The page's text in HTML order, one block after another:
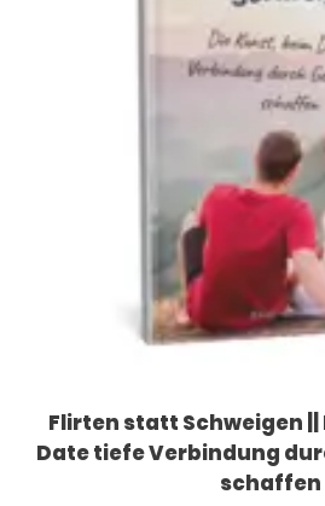
Flirten statt Schweigen ||
Date tiefe Verbindung
schaffen